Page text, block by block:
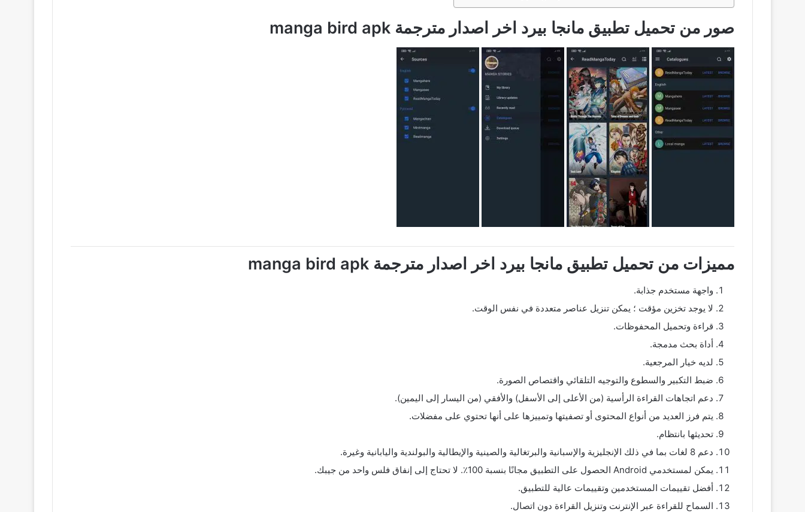
صور من تحميل تطبيق مانجا بيرد اخر اصدار مترجمة manga bird apk
مميزات من تحميل تطبيق مانجا بيرد اخر اصدار مترجمة manga bird apk
واجهة مستخدم جذابة.
لا يوجد تخزين مؤقت ؛ يمكن تنزيل عناصر متعددة في نفس الوقت.
قراءة وتحميل المحفوظات.
أداة بحث مدمجة.
لديه خيار المرجعية.
ضبط التكبير والسطوع والتوجيه التلقائي واقتصاص الصورة.
دعم اتجاهات القراءة الرأسية (من الأعلى إلى الأسفل) والأفقي (من اليسار إلى اليمين).
يتم فرز العديد من أنواع المحتوى أو تصفيتها وتمييزها على أنها تحتوي على مفضلات.
تحديثها بانتظام.
دعم 8 لغات بما في ذلك الإنجليزية والإسبانية والبرتغالية والصينية والإيطالية والبولندية واليابانية وغيرة.
يمكن لمستخدمي Android الحصول على التطبيق مجانًا بنسبة 100٪. لا تحتاج إلى إنفاق فلس واحد من جيبك.
أفضل تقييمات المستخدمين وتقييمات عالية للتطبيق.
السماح للقراءة عبر الإنترنت وتنزيل القراءة دون اتصال.